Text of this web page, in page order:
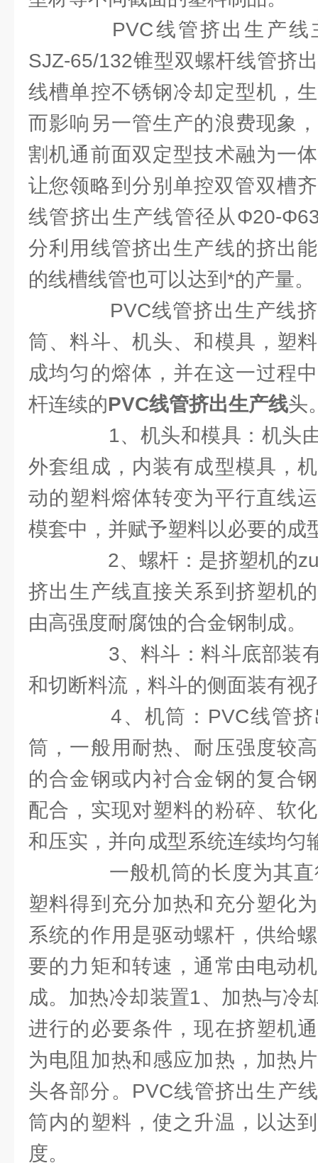
PVC线管挤出生产线
SJZ-65/132锥型双螺杆线管挤
线槽单控不锈钢冷却定型机，
而影响另一管生产的浪费现象
割机通前面双定型技术融为一
让您领略到分别单控双管双槽
线管挤出生产线管径从Φ20-
分利用线管挤出生产线的挤出
的线槽线管也可以达到*的产量。
PVC线管挤出生产线挤
筒、料斗、机头、和模具，塑
成均匀的熔体，并在这一过程
杆连续的PVC线管挤出生产线头
1、机头和模具：机头由
外套组成，内装有成型模具，
动的塑料熔体转变为平行直线
模套中，并赋予塑料以必要的成
2、螺杆：是挤塑机的
挤出生产线直接关系到挤塑机
由高强度耐腐蚀的合金钢制成。
3、料斗：料斗底部装有
和切断料流，料斗的侧面装有视
4、机筒：PVC线管挤
筒，一般用耐热、耐压强度较
的合金钢或内衬合金钢的复合
配合，实现对塑料的粉碎、软
和压实，并向成型系统连续均匀
一般机筒的长度为其直
塑料得到充分加热和充分塑化
系统的作用是驱动螺杆，供给
要的力矩和转速，通常由电动
成。加热冷却装置1、加热与冷
进行的必要条件，现在挤塑机
为电阻加热和感应加热，加热
头各部分。PVC线管挤出生产
筒内的塑料，使之升温，以达
度。